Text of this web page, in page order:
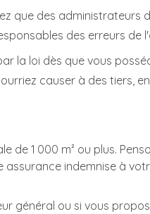
que des administrateurs
des erreurs de
la loi dès que vous
causer à des tiers,
1 000 m² ou plus.
indemnise à
général ou si vous